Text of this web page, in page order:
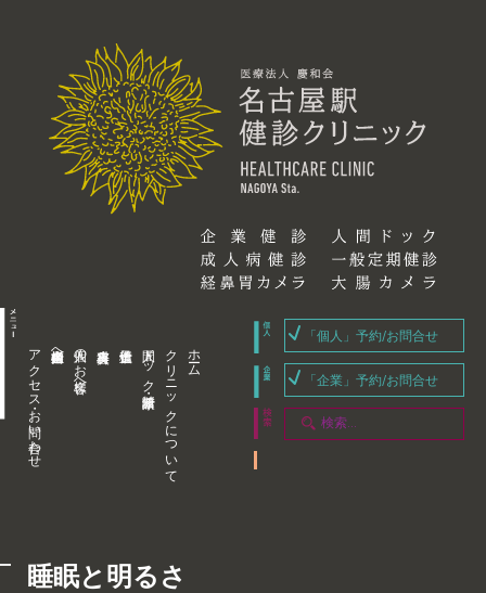
アクセス・お問い合わせ 企業内担当者様へ 個人のお客様へ 人間ドック・健康診断 クリニックについて ホーム
「個人」予約/お問合せ
「企業」予約/お問合せ
睡眠と明るさ